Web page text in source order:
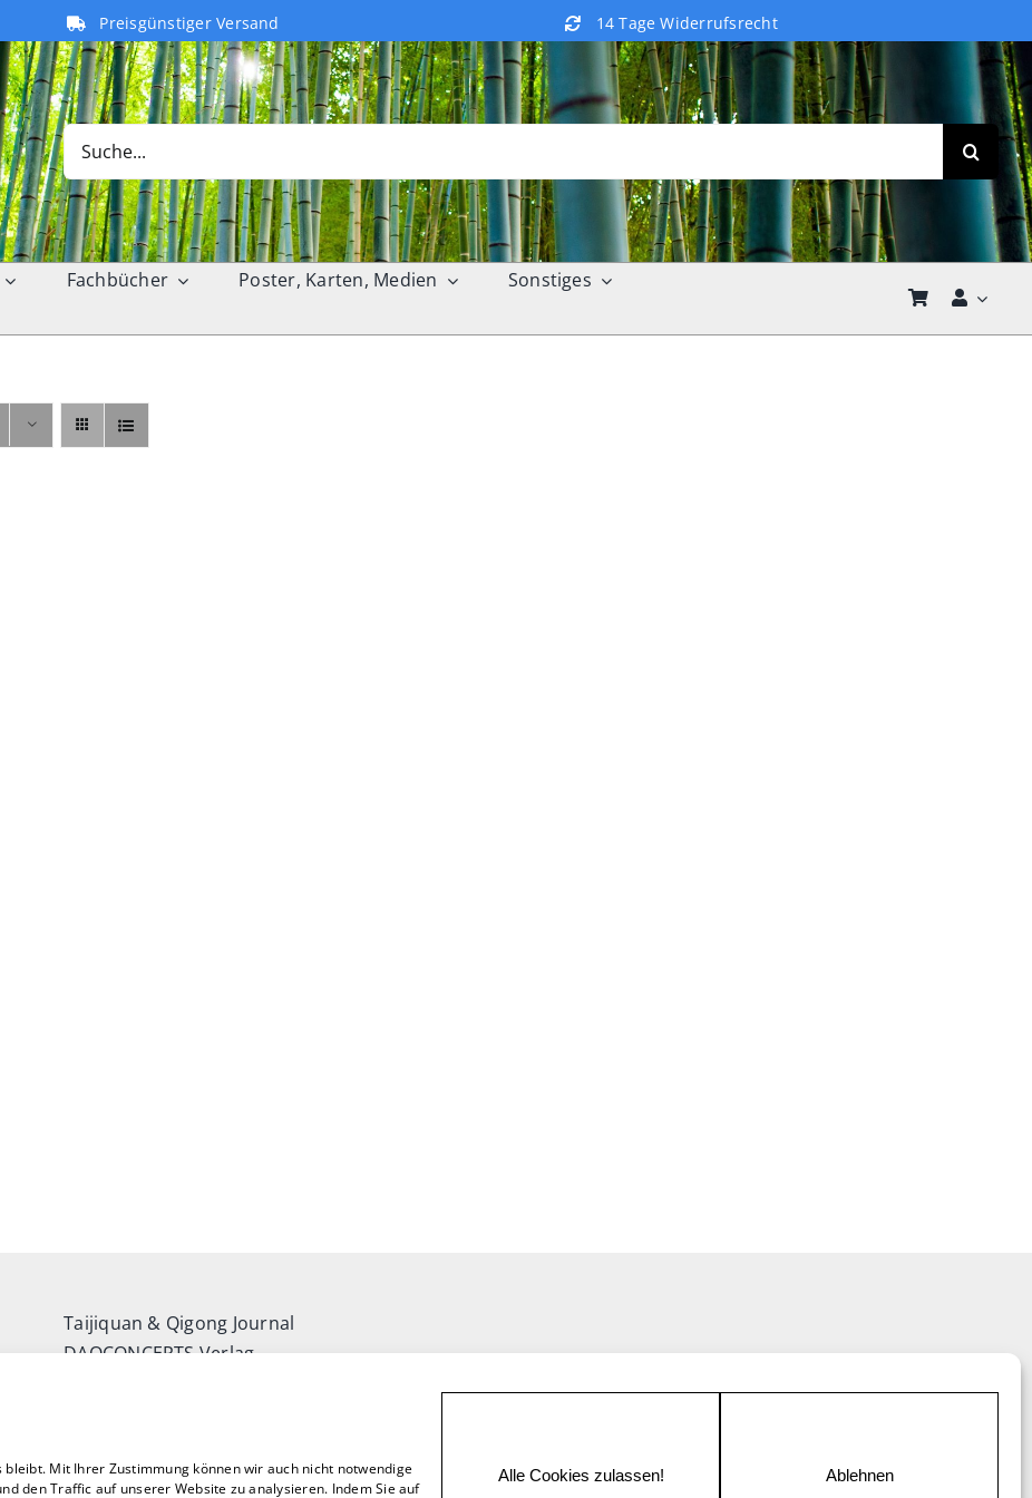
Mit Ihrer Zustimmung können wir auch nicht notwendige
den Traffic auf unserer Website zu analysieren. Indem Sie auf
Alle Cookies zulassen! Ablehnen
Preisgünstiger Versand 14 Tage Widerrufsrecht
Search
for:
Fachbücher Poster, Karten, Medien
Sonstiges
Taijiquan & Qigong Journal
DAOCONCEPTS Verlag